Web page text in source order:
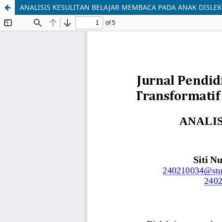
ANALISIS KESULITAN BELAJAR MEMBACA PADA ANAK